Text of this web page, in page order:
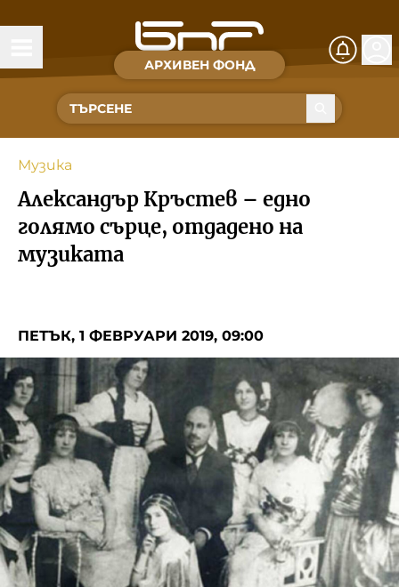
АРХИВЕН ФОНД
Времена и хора
Култура
Музика
Спорт
За Нас
БНР
БНР Новини
Детското.БНР
Музика
Александър Кръстев – едно
голямо сърце, отдадено на
музиката
ПЕТЪК, 1 ФЕВРУАРИ 2019, 09:00